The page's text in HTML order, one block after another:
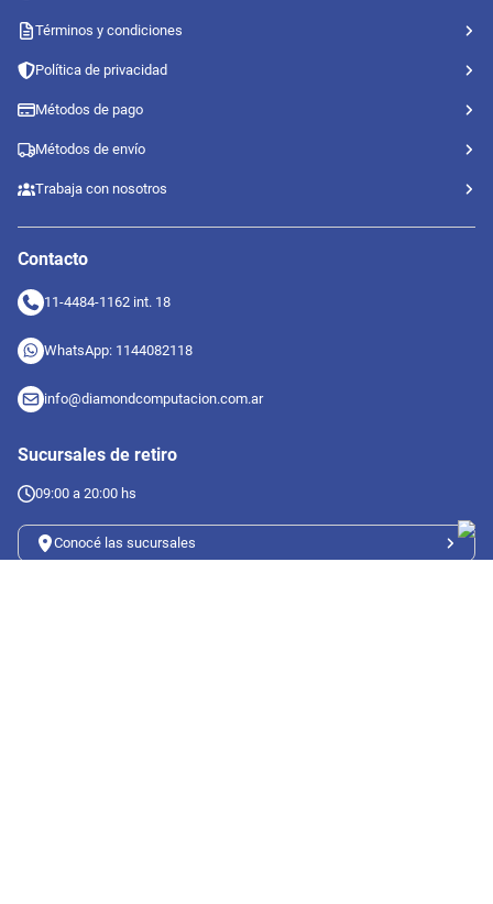
Términos y condiciones
Política de privacidad
Métodos de pago
Métodos de envío
Trabaja con nosotros
Contacto
11-4484-1162 int. 18
WhatsApp: 1144082118
info@diamondcomputacion.com.ar
Sucursales de retiro
09:00 a 20:00 hs
Conocé las sucursales